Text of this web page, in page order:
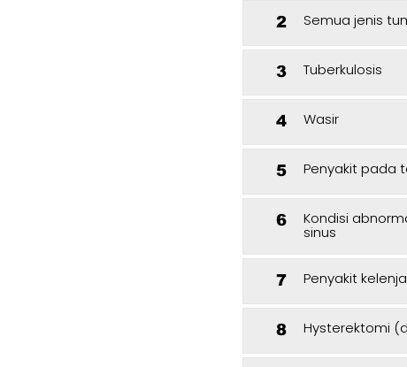
2 Semua jenis
3 Tuberkulosis
4 Wasir
5 Penyakit pada
6 Kondisi
sinus
7 Penyakit
8 Hysterektomi